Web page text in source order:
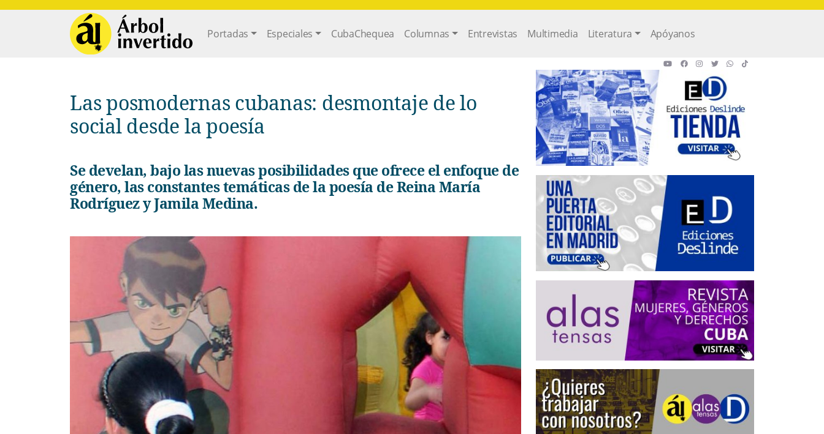
Main navigation
Portadas Especiales CubaChequea Columnas Entrevistas Multimedia Literatura Apóyanos
Las posmodernas cubanas: desmontaje de lo
social desde la poesía
Se develan, bajo las nuevas posibilidades que ofrece el enfoque de
género, las constantes temáticas de la poesía de Reina María
Rodríguez y Jamila Medina.